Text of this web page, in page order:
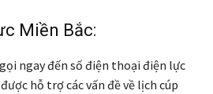
Miền Bắc:
ngay đến số điện thoại điện lực
hỗ trợ các vấn đề về lịch cúp